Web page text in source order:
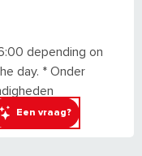
Een vraag?
depending on
day. * Onder